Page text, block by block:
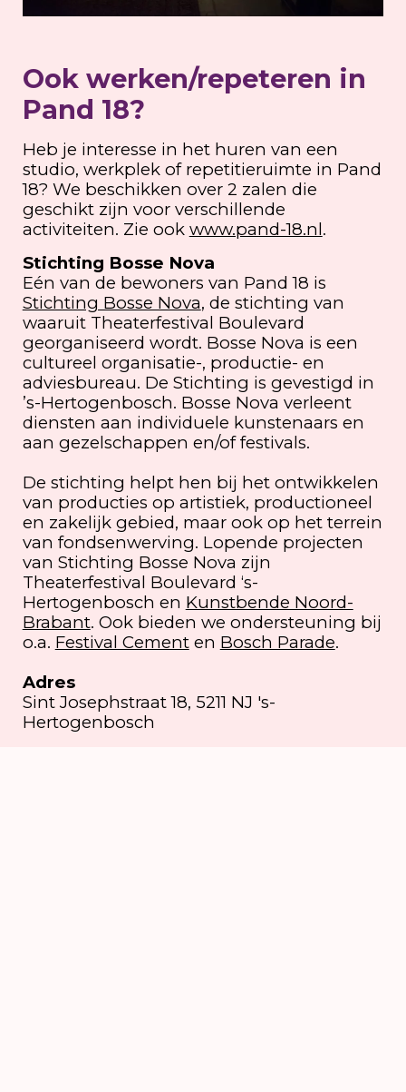
Ook werken/repeteren in
Pand 18?
Heb je interesse in het huren van een
studio, werkplek of repetitieruimte in Pand
18? We beschikken over 2 zalen die
geschikt zijn voor verschillende
activiteiten. Zie ook www.pand-18.nl.
Stichting Bosse Nova
Eén van de bewoners van Pand 18 is
Stichting Bosse Nova, de stichting van
waaruit Theaterfestival Boulevard
georganiseerd wordt. Bosse Nova is een
cultureel organisatie-, productie- en
adviesbureau. De Stichting is gevestigd in
’s-Hertogenbosch. Bosse Nova verleent
diensten aan individuele kunstenaars en
aan gezelschappen en/of festivals.
De stichting helpt hen bij het ontwikkelen
van producties op artistiek, productioneel
en zakelijk gebied, maar ook op het terrein
van fondsenwerving. Lopende projecten
van Stichting Bosse Nova zijn
Theaterfestival Boulevard ‘s-
Hertogenbosch en Kunstbende Noord-
Brabant. Ook bieden we ondersteuning bij
o.a. Festival Cementen Bosch Parade.
Adres
Sint Josephstraat 18, 5211 NJ 's-
Hertogenbosch